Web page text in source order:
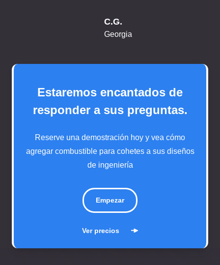
C.G.
Georgia
Estaremos encantados de
responder a sus preguntas.
Reserve una demostración hoy y vea cómo
agregar combustible para cohetes a sus diseños
de ingeniería
Empezar
Ver precios